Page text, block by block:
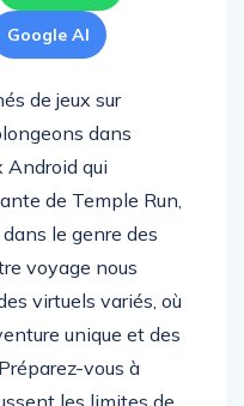
WhatsApp
Google AI
de jeux sur
dans
Android qui
de Temple Run,
le genre des
voyage nous
virtuels variés, où
unique et des
vous à